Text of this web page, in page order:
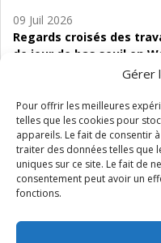
Gérer
Pour offrir les meilleures
telles que les cookies pour
appareils. Le fait de consentir
traiter des données telles que
uniques sur ce site. Le fait de
consentement peut avoir un
fonctions.
09 Juil 2026
Regards croisés des
de jour de bas seuil en
06 Juil 2026
Étude d’évaluabilité des
d’accompagnement à
01 Juil 2026
Pénurie du personnel
Wallonie ?